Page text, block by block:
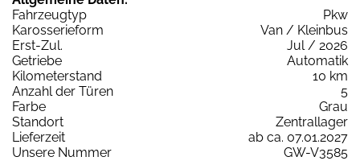
Fahrzeugtyp
Pkw
Karosserieform
Van / Kleinbus
Erst-Zul.
Jul / 2026
Getriebe
Automatik
Kilometerstand
10 km
Anzahl der Türen
5
Farbe
Grau
Standort
Zentrallager
Lieferzeit
ab ca. 07.01.2027
Unsere Nummer
GW-V3585